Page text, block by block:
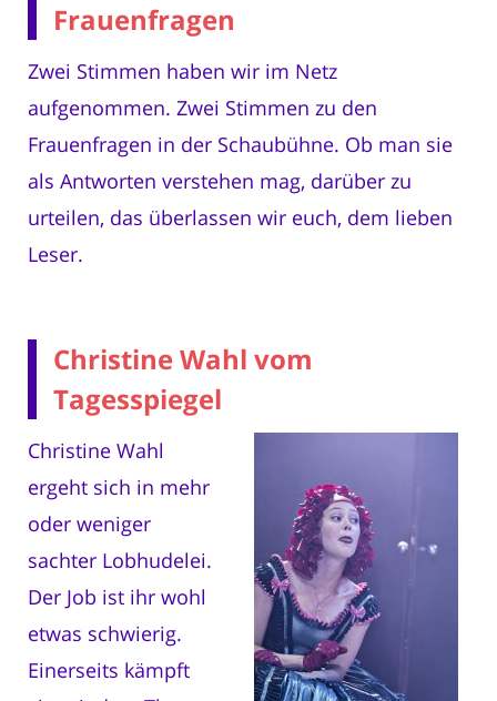
Frauenfragen
Zwei Stimmen haben wir im Netz
aufgenommen. Zwei Stimmen zu den
Frauenfragen in der Schaubühne. Ob man sie
als Antworten verstehen mag, darüber zu
urteilen, das überlassen wir euch, dem lieben
Leser.
Christine Wahl vom
Tagesspiegel
Christine Wahl
ergeht sich in mehr
oder weniger
sachter Lobhudelei.
Der Job ist ihr wohl
etwas schwierig.
Einerseits kämpft